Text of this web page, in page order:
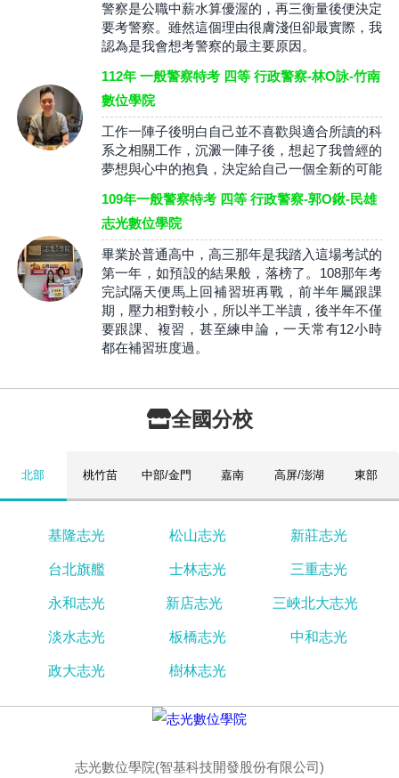
警察是公職中薪水算優渥的，再三衡量後便決定
要考警察。雖然這個理由很膚淺但卻最實際，我
認為是我會想考警察的最主要原因。
112年 一般警察特考 四等 行政警察-林O詠-竹南
數位學院
工作一陣子後明白自己並不喜歡與適合所讀的科
系之相關工作，沉澱一陣子後，想起了我曾經的
夢想與心中的抱負，決定給自己一個全新的可能
109年一般警察特考 四等 行政警察-郭O鍬-民雄
志光數位學院
畢業於普通高中，高三那年是我踏入這場考試的
第一年，如預設的結果般，落榜了。108那年考
完試隔天便馬上回補習班再戰，前半年屬跟課
期，壓力相對較小，所以半工半讀，後半年不僅
要跟課、複習，甚至練申論，一天常有12小時
都在補習班度過。
全國分校
北部 桃竹苗 中部/金門 嘉南 高屏/澎湖 東部
基隆志光 松山志光 新莊志光
台北旗艦 士林志光 三重志光
永和志光 新店志光 三峽北大志光
淡水志光 板橋志光 中和志光
政大志光 樹林志光
志光數位學院(智基科技開發股份有限公司)